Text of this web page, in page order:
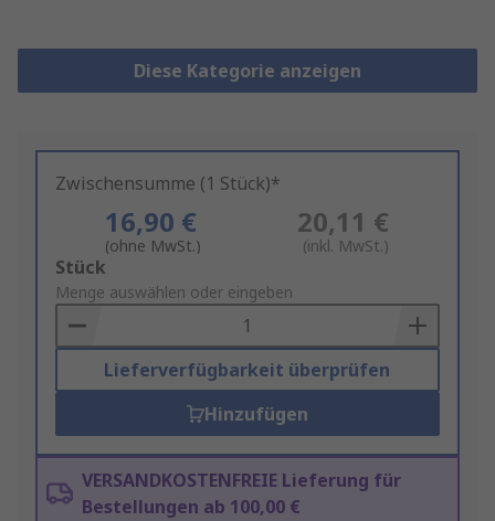
Diese Kategorie anzeigen
Zwischensumme (1 Stück)*
16,90 €
(ohne MwSt.)
20,11 €
(inkl. MwSt.)
Add
to
Basket
Stück
Menge auswählen oder eingeben
Lieferverfügbarkeit überprüfen
Hinzufügen
VERSANDKOSTENFREIE Lieferung für
Bestellungen ab 100,00 €